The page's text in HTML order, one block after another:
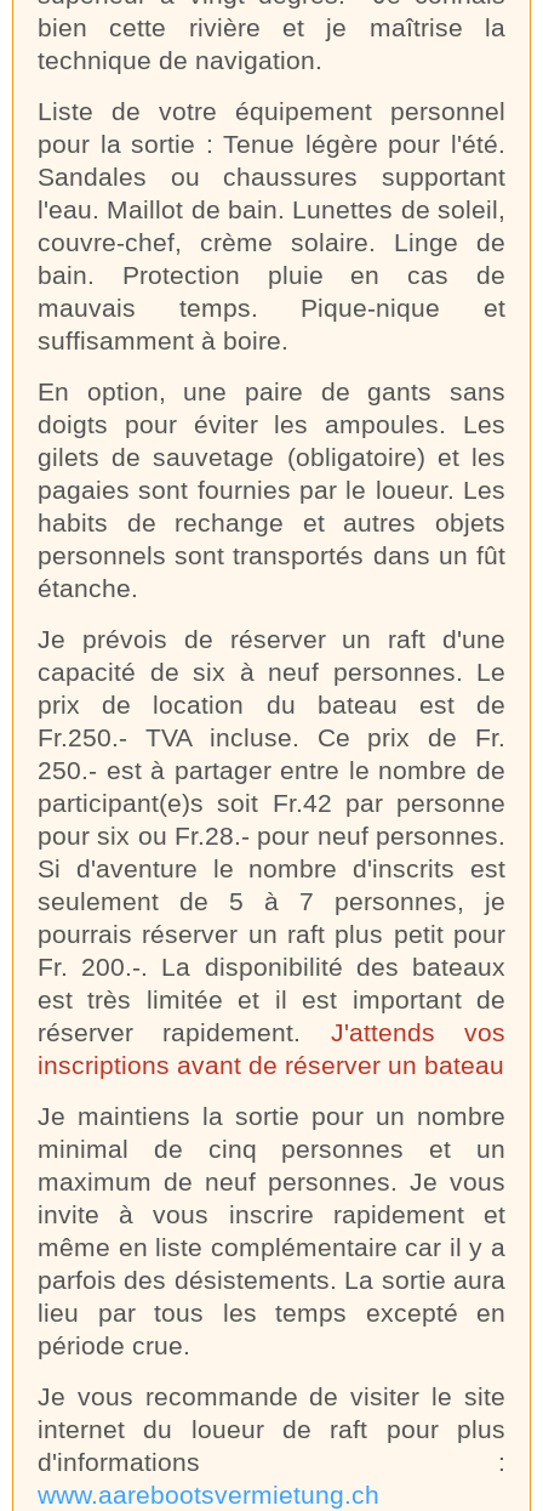
bien cette rivière et je maîtrise la
technique de navigation.
Liste de votre équipement personnel
pour la sortie : Tenue légère pour l'été.
Sandales ou chaussures supportant
l'eau. Maillot de bain. Lunettes de soleil,
couvre-chef, crème solaire. Linge de
bain. Protection pluie en cas de
mauvais temps. Pique-nique et
suffisamment à boire.
En option, une paire de gants sans
doigts pour éviter les ampoules. Les
gilets de sauvetage (obligatoire) et les
pagaies sont fournies par le loueur. Les
habits de rechange et autres objets
personnels sont transportés dans un fût
étanche.
Je prévois de réserver un raft d'une
capacité de six à neuf personnes. Le
prix de location du bateau est de
Fr.250.- TVA incluse. Ce prix de Fr.
250.- est à partager entre le nombre de
participant(e)s soit Fr.42 par personne
pour six ou Fr.28.- pour neuf personnes.
Si d'aventure le nombre d'inscrits est
seulement de 5 à 7 personnes, je
pourrais réserver un raft plus petit pour
Fr. 200.-. La disponibilité des bateaux
est très limitée et il est important de
réserver rapidement. J'attends vos
inscriptions avant de réserver un bateau
Je maintiens la sortie pour un nombre
minimal de cinq personnes et un
maximum de neuf personnes. Je vous
invite à vous inscrire rapidement et
même en liste complémentaire car il y a
parfois des désistements. La sortie aura
lieu par tous les temps excepté en
période crue.
Je vous recommande de visiter le site
internet du loueur de raft pour plus
d'informations :
www.aarebootsvermietung.ch